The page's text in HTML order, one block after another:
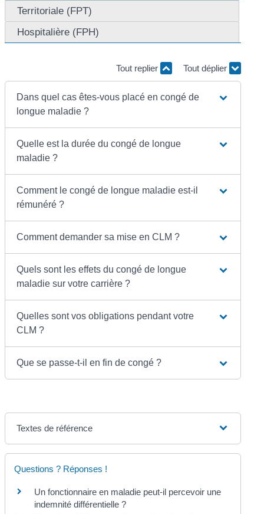
Territoriale (FPT)
Hospitalière (FPH)
Tout replier Tout déplier
Dans quel cas êtes-vous placé en congé de
longue maladie ?
Quelle est la durée du congé de longue
maladie ?
Comment le congé de longue maladie est-il
rémunéré ?
Comment demander sa mise en CLM ?
Quels sont les effets du congé de longue
maladie sur votre carrière ?
Quelles sont vos obligations pendant votre
CLM ?
Que se passe-t-il en fin de congé ?
Textes de référence
Questions ? Réponses !
Un fonctionnaire en maladie peut-il percevoir une
indemnité différentielle ?